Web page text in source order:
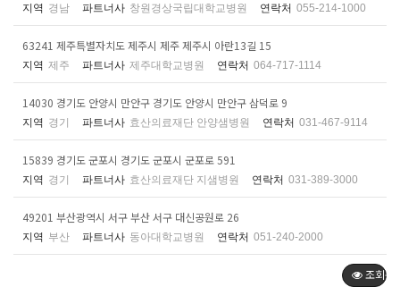
지역 경남 파트너사 창원경상국립대학교병원 연락처 055-214-1000
63241 제주특별자치도 제주시 제주 제주시 아란13길 15
지역 제주 파트너사 제주대학교병원 연락처 064-717-1114
14030 경기도 안양시 만안구 경기도 안양시 만안구 삼덕로 9
지역 경기 파트너사 효산의료재단 안양샘병원 연락처 031-467-9114
15839 경기도 군포시 경기도 군포시 군포로 591
지역 경기 파트너사 효산의료재단 지샘병원 연락처 031-389-3000
49201 부산광역시 서구 부산 서구 대신공원로 26
지역 부산 파트너사 동아대학교병원 연락처 051-240-2000
조회순